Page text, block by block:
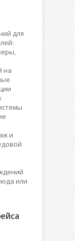
для
на
и
или